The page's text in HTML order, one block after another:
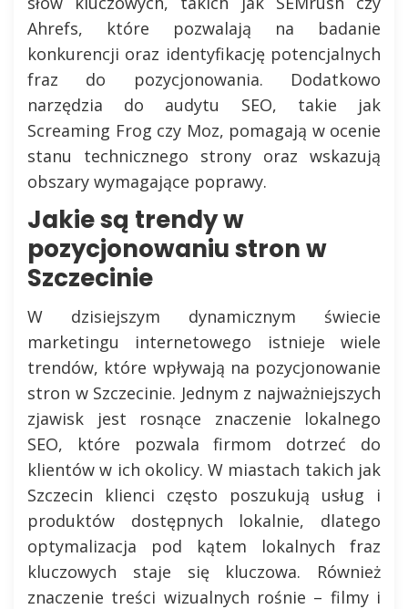
Ahrefs, które pozwalają na badanie
konkurencji oraz identyfikację potencjalnych
fraz do pozycjonowania. Dodatkowo
narzędzia do audytu SEO, takie jak
Screaming Frog czy Moz, pomagają w ocenie
stanu technicznego strony oraz wskazują
obszary wymagające poprawy.
Jakie są trendy w
pozycjonowaniu stron w
Szczecinie
W dzisiejszym dynamicznym świecie
marketingu internetowego istnieje wiele
trendów, które wpływają na pozycjonowanie
stron w Szczecinie. Jednym z najważniejszych
zjawisk jest rosnące znaczenie lokalnego
SEO, które pozwala firmom dotrzeć do
klientów w ich okolicy. W miastach takich jak
Szczecin klienci często poszukują usług i
produktów dostępnych lokalnie, dlatego
optymalizacja pod kątem lokalnych fraz
kluczowych staje się kluczowa. Również
znaczenie treści wizualnych rośnie – filmy i